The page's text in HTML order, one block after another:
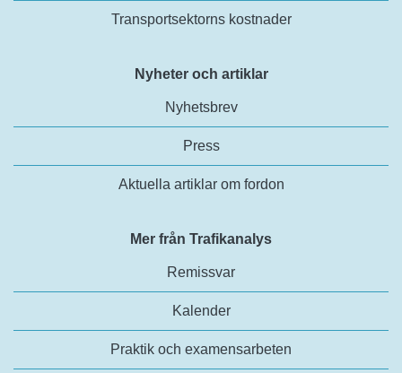
Transportsektorns kostnader
Nyheter och artiklar
Nyhetsbrev
Press
Aktuella artiklar om fordon
Mer från Trafikanalys
Remissvar
Kalender
Praktik och examensarbeten